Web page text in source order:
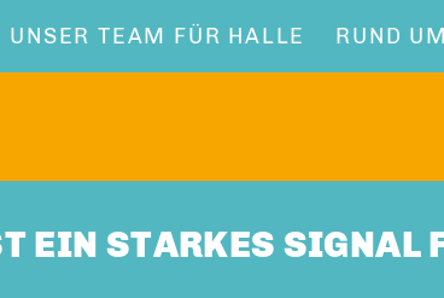
UNSER TEAM FÜR HALLE RUND
EIN STARKES SIGNAL